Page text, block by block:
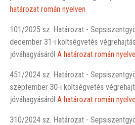
határozat román nyelven
101/2025 sz. Határozat -
december 31-i költségvetés
jóváhagyásáról A határozat román
451/2024 sz. Határozat -
szeptember 30-i költségvetés
jóváhagyásáról A határozat román
310/2024 sz. Határozat -